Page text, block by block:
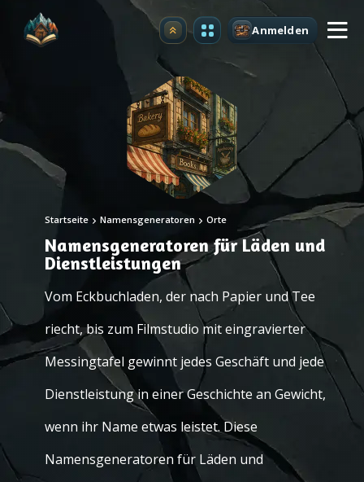
Upgrade Anmelden
Startseite Namensgeneratoren Orte
Namensgeneratoren für Läden und
Dienstleistungen
Vom Eckbuchladen, der nach Papier und Tee
riecht, bis zum Filmstudio mit eingravierter
Messingtafel gewinnt jedes Geschäft und jede
Dienstleistung in einer Geschichte an Gewicht,
wenn ihr Name etwas leistet. Diese
Namensgeneratoren für Läden und